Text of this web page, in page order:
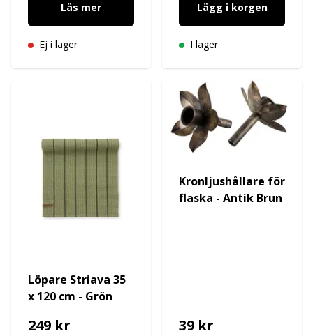
Läs mer
Ej i lager
Lägg i korgen
I lager
Löpare Striava 35
x 120 cm - Grön
249 kr
Kronljushållare för
flaska - Antik Brun
39 kr